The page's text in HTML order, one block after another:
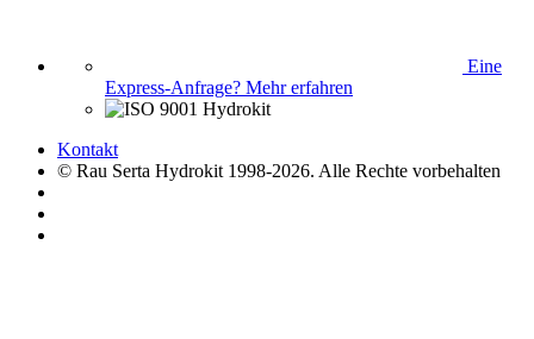
Eine
Express-Anfrage? Mehr erfahren
Kontakt
© Rau Serta Hydrokit 1998-2026. Alle Rechte vorbehalten